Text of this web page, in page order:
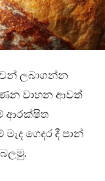
ලබාගන්න
වාහන ආවත්
ආරක්ෂිත
ගෙදර දී පාන්